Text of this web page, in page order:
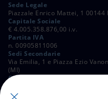
Sede Legale
Piazzale Enrico Mattei, 1 00144
Capitale Sociale
€ 4.005.358.876,00 i.v.
Partita IVA
n. 00905811006
Sedi Secondarie
Via Emilia, 1 e Piazza Ezio
(MI)
C. Fiscale e Registro Imprese di